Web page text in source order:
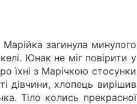
загинула минулого
Юнак не міг повірити у
їхні з Марічкою стосунки
дівчини, хлопець вирішив
Тіло колись прекрасної